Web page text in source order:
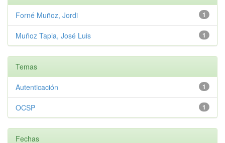
1
Forné Muñoz, Jordi
1
Muñoz Tapia, José Luis
Temas
1
Autenticación
1
OCSP
Fechas